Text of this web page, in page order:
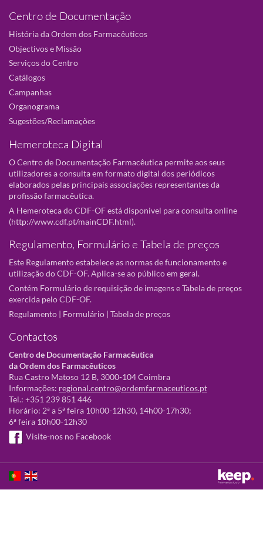
Centro de Documentação
História da Ordem dos Farmacêuticos
Objectivos e Missão
Serviços do Centro
Catálogos
Campanhas
Organograma
Sugestões/Reclamações
Hemeroteca Digital
O Centro de Documentação Farmacêutica permite aos seus
utilizadores a consulta em formato digital dos periódicos
elaborados pelas principais associações representantes da
profissão farmacêutica.
A Hemeroteca do CDF-OF está disponivel para consulta online
(http://www.cdf.pt/mainCDF.html).
Regulamento, Formulário e Tabela de preços
Este Regulamento estabelece as normas de funcionamento e
utilização do CDF-OF. Aplica-se ao público em geral.
Contém Formulário de requisição de imagens e Tabela de preços
exercida pelo CDF-OF.
Regulamento | Formulário | Tabela de preços
Contactos
Centro de Documentação Farmacêutica
da Ordem dos Farmacêuticos
Rua Castro Matoso 12 B, 3000-104 Coimbra
Informações: regional.centro@ordemfarmaceuticos.pt
Tel.: +351 239 851 446
Horário: 2ª a 5ª feira 10h00-12h30, 14h00-17h30;
6ª feira 10h00-12h30
Visite-nos no Facebook